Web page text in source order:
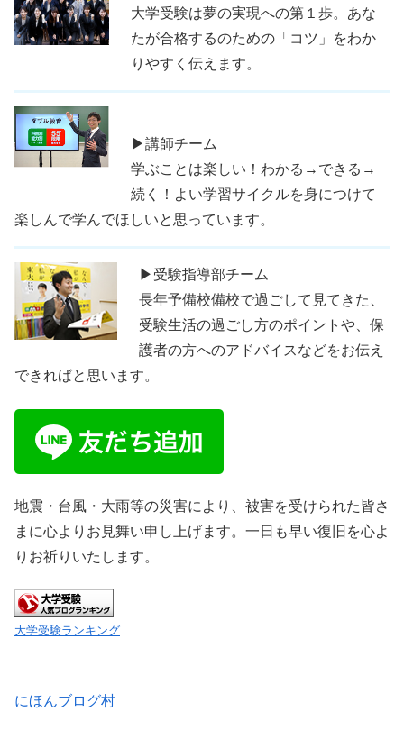
大学受験は夢の実現への第１歩。あな
たが合格するのための「コツ」をわか
りやすく伝えます。
▶講師チーム
学ぶことは楽しい！わかる→できる→
続く！よい学習サイクルを身につけて
楽しんで学んでほしいと思っています。
▶受験指導部チーム
長年予備校備校で過ごして見てきた、
受験生活の過ごし方のポイントや、保
護者の方へのアドバイスなどをお伝え
できればと思います。
地震・台風・大雨等の災害により、被害を受けられた皆さ
まに心よりお見舞い申し上げます。一日も早い復旧を心よ
りお祈りいたします。
大学受験ランキング
にほんブログ村